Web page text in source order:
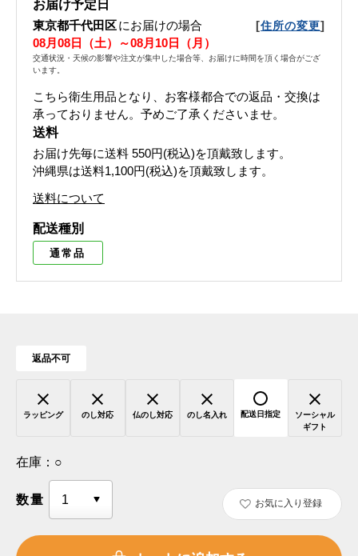
お届け予定日
東京都千代田区にお届けの場合 [住所の変更]
08月08日（土）～08月10日（月）
交通状況・天候の影響や注文が集中した場合等、お届けに時間を頂く場合がござ
います。
こちら衛生用品となり、お客様都合での返品・交換は
承っておりません。予めご了承くださいませ。
送料
お届け先毎に送料 550円(税込)を頂戴致します。
沖縄県は送料1,100円(税込)を頂戴致します。
送料について
配送種別
通常品
返品不可
ラッピング のし対応 仏のし対応 のし名入れ 配送日指定
ソーシャル
ギフト
在庫： ○
数量 お気に入り登録